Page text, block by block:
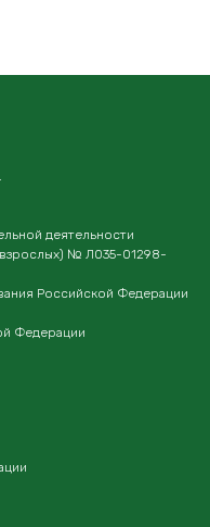
деятельности
№ Л035-01298-
Российской Федерации
Федерации